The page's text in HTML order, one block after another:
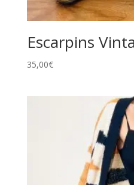
Escarpins
35,00€